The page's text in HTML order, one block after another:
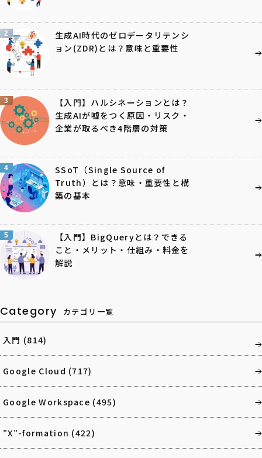
2
生成AI時代のゼロデータリテンシ
ョン(ZDR)とは？意味と重要性
3
【入門】ハルシネーションとは？
生成AIが嘘をつく原因・リスク・
企業が取るべき4階層の対策
4
SSoT（Single Source of
Truth）とは？意味・重要性と構
築の基本
5
【入門】BigQueryとは？できる
こと・メリット・仕組み・料金を
解説
Category カテゴリ一覧
入門 (814)
Google Cloud (717)
Google Workspace (495)
”X”-formation (422)